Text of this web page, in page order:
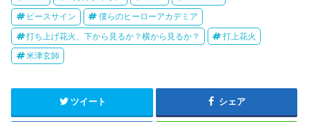
ピースサイン 僕らのヒーローアカデミア
打ち上げ花火、下から見るか？横から見るか？ 打上花火
米津玄師
ツイート シェア